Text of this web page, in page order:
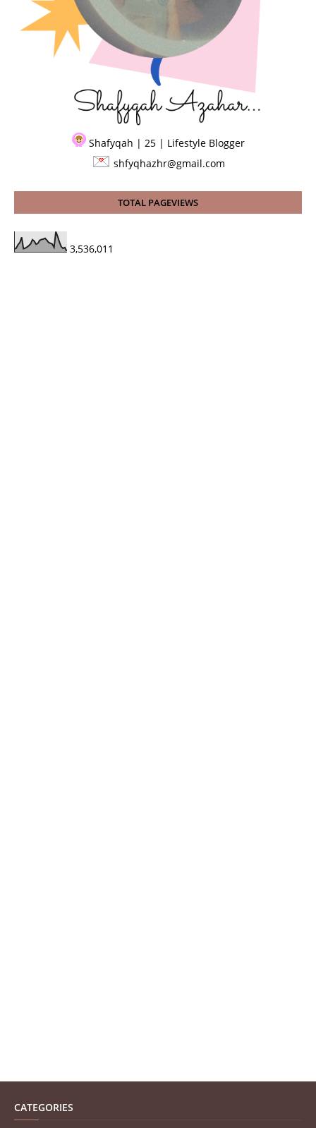
Shafyqah | 25 | Lifestyle Blogger
shfyqhazhr@gmail.com
TOTAL PAGEVIEWS
3,536,011
CATEGORIES